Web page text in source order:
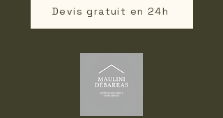
Devis gratuit en 24h